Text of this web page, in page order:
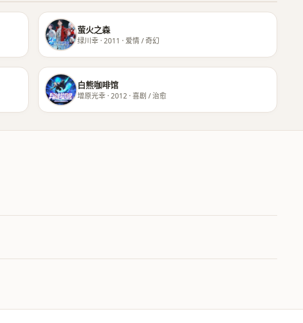
萤火之森
绿川幸 · 2011 · 爱情 / 奇幻
白熊咖啡馆
增原光幸 · 2012 · 喜剧 / 治愈